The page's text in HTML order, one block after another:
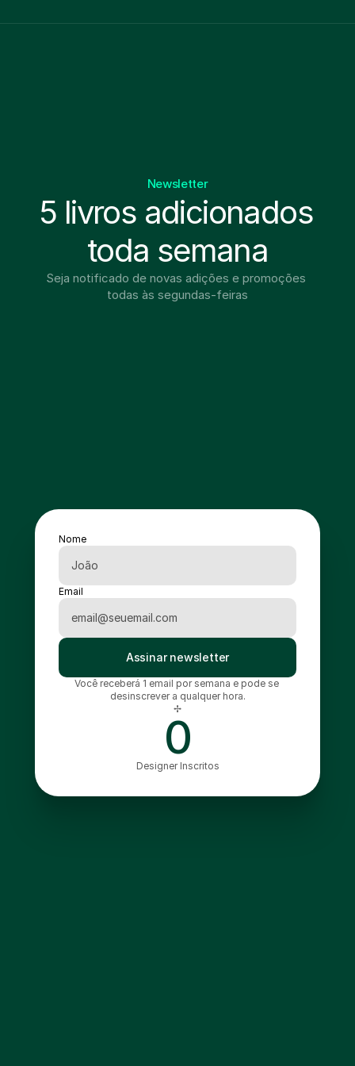
Newsletter
5 livros adicionados
toda semana
Seja notificado de novas adições e promoções
todas às segundas-feiras
Nome
Email
Assinar newsletter
Você receberá 1 email por semana e pode se
desinscrever a qualquer hora.
✢
0
Designer Inscritos